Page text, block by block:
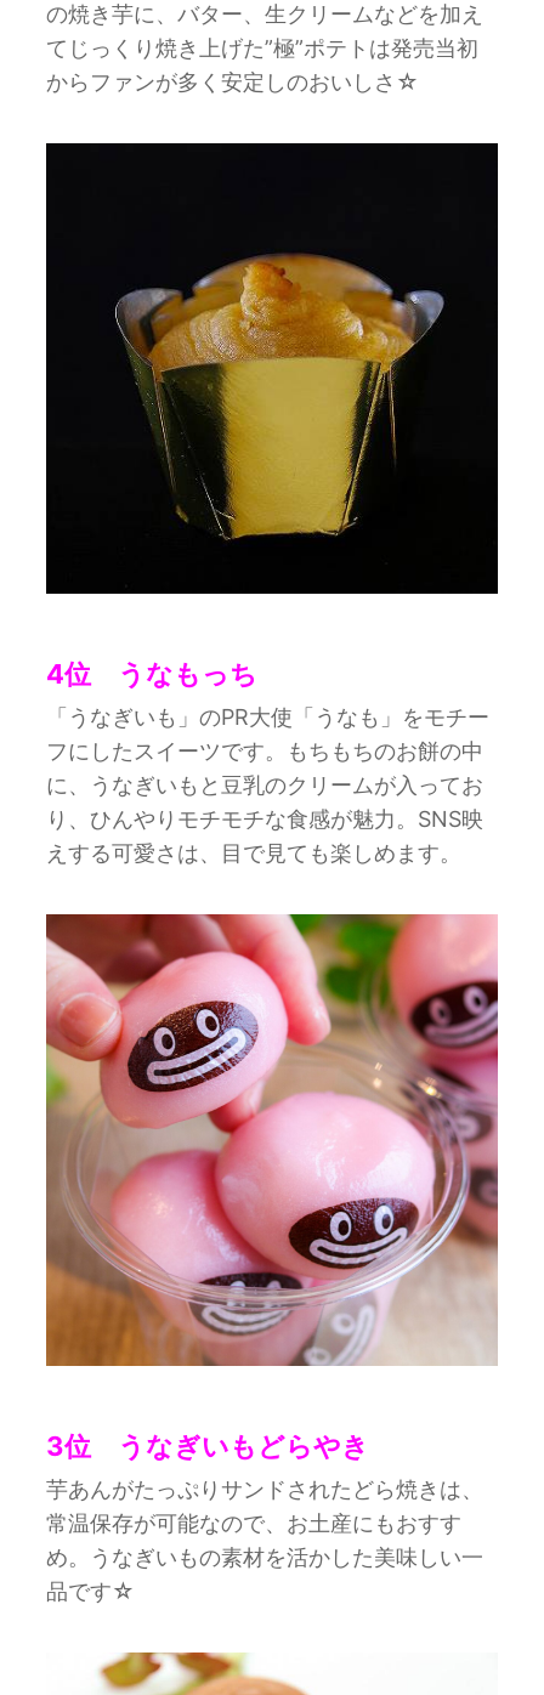
の焼き芋に、バター、生クリームなどを加え
てじっくり焼き上げた”極”ポテトは発売当初
からファンが多く安定しのおいしさ☆
4位 うなもっち
「うなぎいも」のPR大使「うなも」をモチー
フにしたスイーツです。もちもちのお餅の中
に、うなぎいもと豆乳のクリームが入ってお
り、ひんやりモチモチな食感が魅力。SNS映
えする可愛さは、目で見ても楽しめます。
3位 うなぎいもどらやき
芋あんがたっぷりサンドされたどら焼きは、
常温保存が可能なので、お土産にもおすす
め。うなぎいもの素材を活かした美味しい一
品です☆